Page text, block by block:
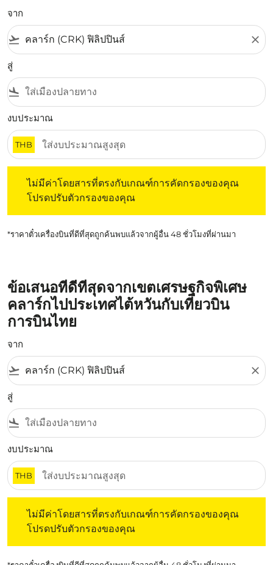
จาก
flight_takeoff close
สู่
flight_land
งบประมาณ
THB
ไม่มีค่าโดยสารที่ตรงกับเกณฑ์การคัดกรองของคุณ
โปรดปรับตัวกรองของคุณ
*ราคาตั๋วเครื่องบินที่ดีที่สุดถูกค้นพบแล้วจากผู้อื่น 48 ชั่วโมงที่ผ่านมา
ข้อเสนอที่ดีที่สุดจากเขตเศรษฐกิจพิเศษ
คลาร์กไปประเทศไต้หวันกับเที่ยวบิน
การบินไทย
จาก
flight_takeoff close
สู่
flight_land
งบประมาณ
THB
ไม่มีค่าโดยสารที่ตรงกับเกณฑ์การคัดกรองของคุณ
โปรดปรับตัวกรองของคุณ